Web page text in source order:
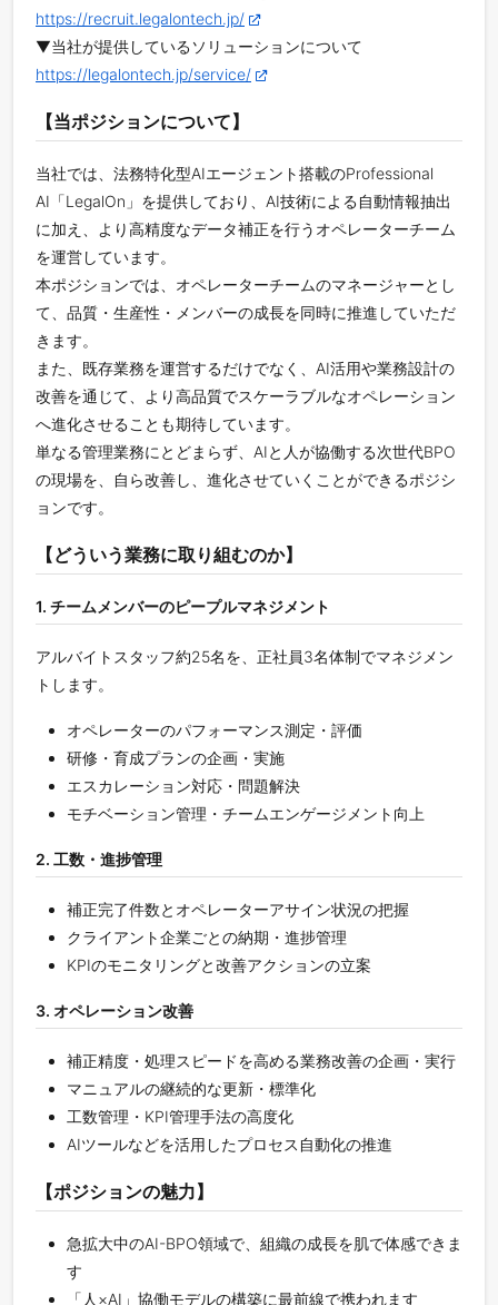
https://recruit.legalontech.jp/
▼当社が提供しているソリューションについて
https://legalontech.jp/service/
【当ポジションについて】
当社では、法務特化型AIエージェント搭載のProfessional
AI「LegalOn」を提供しており、AI技術による自動情報抽出
に加え、より高精度なデータ補正を行うオペレーターチーム
を運営しています。
本ポジションでは、オペレーターチームのマネージャーとし
て、品質・生産性・メンバーの成長を同時に推進していただ
きます。
また、既存業務を運営するだけでなく、AI活用や業務設計の
改善を通じて、より高品質でスケーラブルなオペレーション
へ進化させることも期待しています。
単なる管理業務にとどまらず、AIと人が協働する次世代BPO
の現場を、自ら改善し、進化させていくことができるポジシ
ョンです。
【どういう業務に取り組むのか】
1. チームメンバーのピープルマネジメント
アルバイトスタッフ約25名を、正社員3名体制でマネジメン
トします。
オペレーターのパフォーマンス測定・評価
研修・育成プランの企画・実施
エスカレーション対応・問題解決
モチベーション管理・チームエンゲージメント向上
2. 工数・進捗管理
補正完了件数とオペレーターアサイン状況の把握
クライアント企業ごとの納期・進捗管理
KPIのモニタリングと改善アクションの立案
3. オペレーション改善
補正精度・処理スピードを高める業務改善の企画・実行
マニュアルの継続的な更新・標準化
工数管理・KPI管理手法の高度化
AIツールなどを活用したプロセス自動化の推進
【ポジションの魅力】
急拡大中のAI-BPO領域で、組織の成長を肌で体感できま
す
「人×AI」協働モデルの構築に最前線で携われます